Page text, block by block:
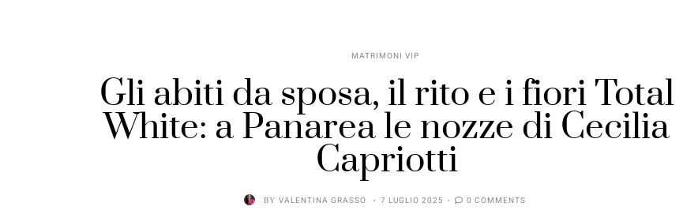
MATRIMONI VIP
Gli abiti da sposa, il rito e i fiori Total
White: a Panarea le nozze di Cecilia
Capriotti
BYVALENTINA GRASSO 7 LUGLIO 2025 0 COMMENTS